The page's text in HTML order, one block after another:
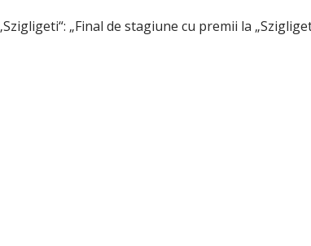
„Final de stagiune cu premii la